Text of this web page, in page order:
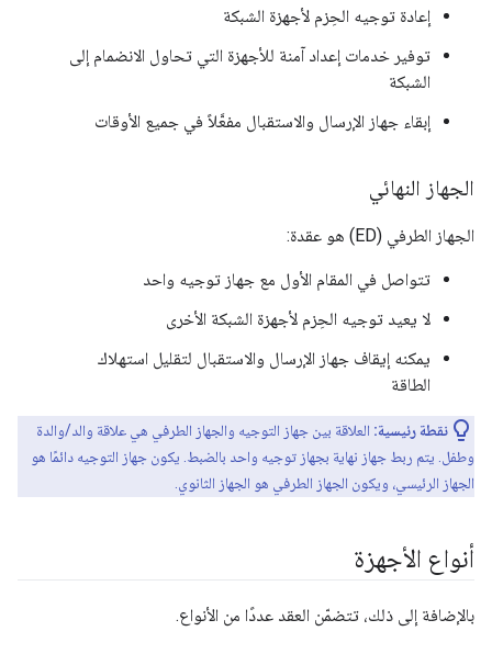
إعادة توجيه الحِزم لأجهزة الشبكة
توفير خدمات إعداد آمنة للأجهزة التي تحاول الانضمام إلى
الشبكة
إبقاء جهاز الإرسال والاستقبال مفعَّلاً في جميع الأوقات
الجهاز النهائي
الجهاز الطرفي (ED) هو عقدة:
تتواصل في المقام الأول مع جهاز توجيه واحد
لا يعيد توجيه الحِزم لأجهزة الشبكة الأخرى
يمكنه إيقاف جهاز الإرسال والاستقبال لتقليل استهلاك
الطاقة
نقطة رئيسية: العلاقة بين جهاز التوجيه والجهاز الطرفي هي علاقة والد/والدة
وطفل. يتم ربط جهاز نهاية بجهاز توجيه واحد بالضبط. يكون جهاز التوجيه دائمًا هو
الجهاز الرئيسي، ويكون الجهاز الطرفي هو الجهاز الثانوي.
أنواع الأجهزة
بالإضافة إلى ذلك، تتضمّن العقد عددًا من الأنواع.